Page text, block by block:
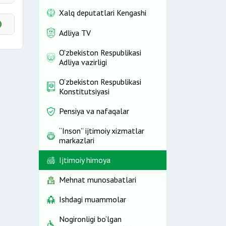
Xalq deputatlari Kengashi
Adliya TV
O'zbekiston Respublikasi
Adliya vazirligi
O‘zbekiston Respublikasi
Konstitutsiyasi
Pensiya va nafaqalar
“Inson” ijtimoiy xizmatlar
markazlari
Ijtimoiy himoya
Mehnat munosabatlari
Ishdagi muammolar
Nogironligi bo‘lgan